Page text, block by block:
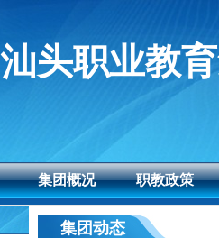
汕头职业教
集团概况 职教政策
集团动态